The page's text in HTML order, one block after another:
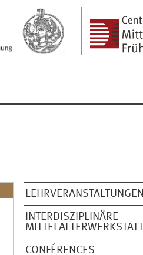
LEHRVERANSTALTUNGEN
INTERDISZIPLINÄRE
MITTELALTERWERKSTATT
CONFÉRENCES